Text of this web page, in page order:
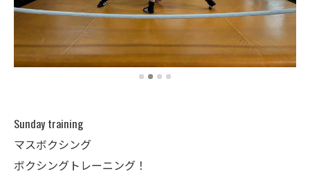
Sunday training
マスボクシング
ボクシングトレーニング！